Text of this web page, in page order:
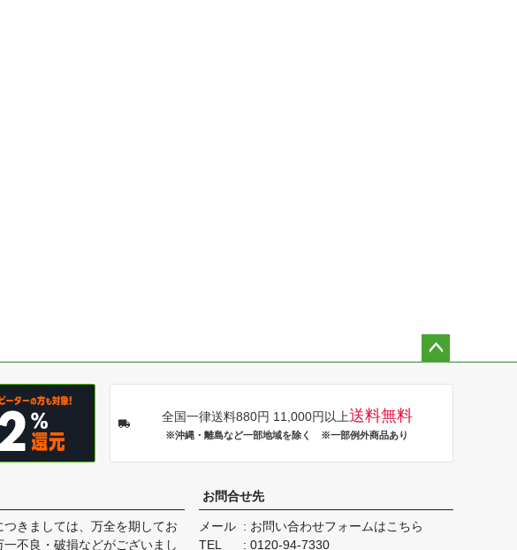
全国一律送料880円 11,000円以上送料無料
※沖縄・離島など一部地域を除く ※一部例外商品あり
つきましては、万全を期してお
一不良・破損などがございまし
お問合せ先
メール
お問い合わせフォームはこちら
TEL
0120-94-7330